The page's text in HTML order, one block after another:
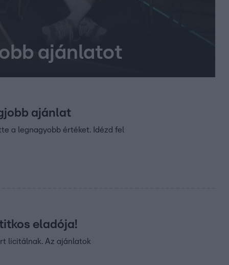
ajánlatot
ajánlat
a legnagyobb értéket. Idézd fel
eladója!
licitálnak. Az ajánlatok